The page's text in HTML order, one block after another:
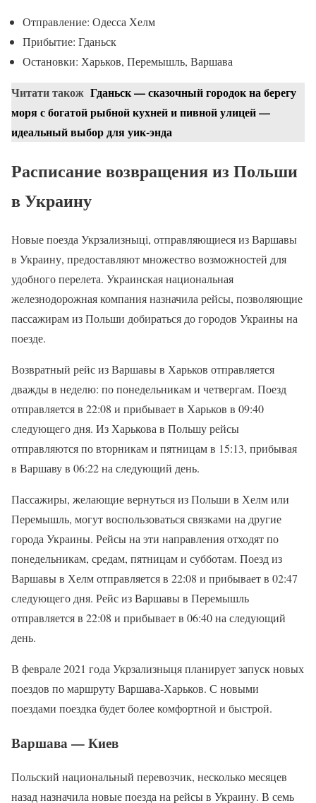
Отправление: Одесса Хелм
Прибытие: Гданьск
Остановки: Харьков, Перемышль, Варшава
Читати також Гданьск — сказочный городок на берегу
моря с богатой рыбной кухней и пивной улицей —
идеальный выбор для уик-энда
Расписание возвращения из Польши
в Украину
Новые поезда Укрзализныці, отправляющиеся из Варшавы
в Украину, предоставляют множество возможностей для
удобного перелета. Украинская национальная
железнодорожная компания назначила рейсы, позволяющие
пассажирам из Польши добираться до городов Украины на
поезде.
Возвратный рейс из Варшавы в Харьков отправляется
дважды в неделю: по понедельникам и четвергам. Поезд
отправляется в 22:08 и прибывает в Харьков в 09:40
следующего дня. Из Харькова в Польшу рейсы
отправляются по вторникам и пятницам в 15:13, прибывая
в Варшаву в 06:22 на следующий день.
Пассажиры, желающие вернуться из Польши в Хелм или
Перемышль, могут воспользоваться связками на другие
города Украины. Рейсы на эти направления отходят по
понедельникам, средам, пятницам и субботам. Поезд из
Варшавы в Хелм отправляется в 22:08 и прибывает в 02:47
следующего дня. Рейс из Варшавы в Перемышль
отправляется в 22:08 и прибывает в 06:40 на следующий
день.
В феврале 2021 года Укрзализныця планирует запуск новых
поездов по маршруту Варшава-Харьков. С новыми
поездами поездка будет более комфортной и быстрой.
Варшава — Киев
Польский национальный перевозчик, несколько месяцев
назад назначила новые поезда на рейсы в Украину. В семь